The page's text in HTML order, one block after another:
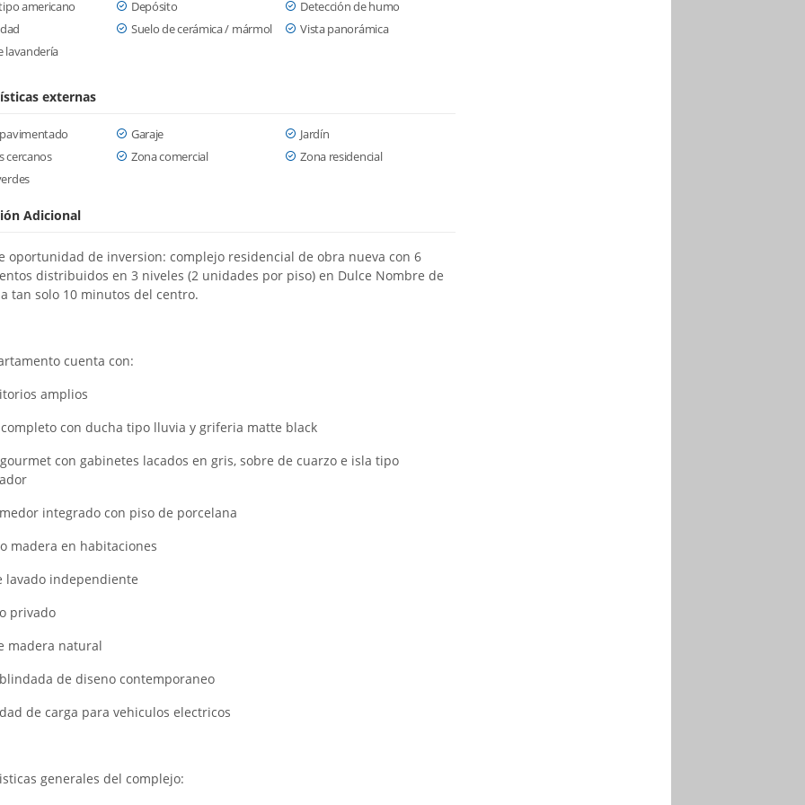
americano Depósito
Detección de humo
Suelo de cerámica / mármol
Vista panorámica
lavandería
externas
Garaje
Jardín
cercanos
Zona comercial
Zona residencial
Adicional
oportunidad de inversion: complejo residencial de obra nueva con 6
distribuidos en 3 niveles (2 unidades por piso) en Dulce Nombre de
tan solo 10 minutos del centro.
cuenta con:
amplios
con ducha tipo lluvia y griferia matte black
con gabinetes lacados en gris, sobre de cuarzo e isla tipo
integrado con piso de porcelana
madera en habitaciones
lavado independiente
privado
madera natural
de diseno contemporaneo
de carga para vehiculos electricos
generales del complejo: